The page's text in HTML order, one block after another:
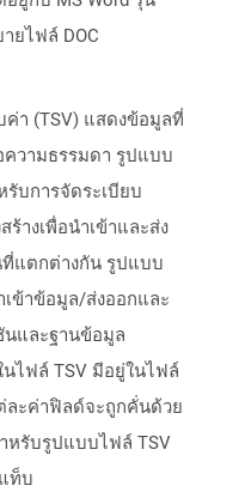
ยไฟล์ DOC
า (TSV) แสดงข้อมูลที่
วามธรรมดา รูปแบบ
บการจัดระเบียบ
างเพื่อนำเข้าและส่ง
แตกต่างกัน รูปแบบ
ข้าข้อมูล/ส่งออกและ
นและฐานข้อมูล
ไฟล์ TSV มีอยู่ในไฟล์
ละค่าฟิลด์จะถูกคั่นด้วย
หรับรูปแบบไฟล์ TSV
ท็บ